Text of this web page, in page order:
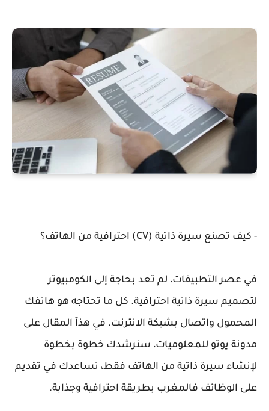
- كيف تصنع سيرة ذاتية (CV) احترافية من الهاتف؟
في عصر التطبيقات، لم تعد بحاجة إلى الكومبيوتر
لتصميم سيرة ذاتية احترافية. كل ما تحتاجه هو هاتفك
المحمول واتصال بشبكة الانترنت. في هذآ المقال على
مدونة يوتو للمعلوميات، سنرشدك خطوة بخطوة
لإنشاء سيرة ذاتية من الهاتف فقط، تساعدك في تقديم
على الوظائف فالمغرب بطريقة احترافية وجذابة.